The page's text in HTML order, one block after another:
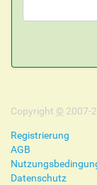
Copyright © 2007-
Registrierung
AGB
Datenschutz